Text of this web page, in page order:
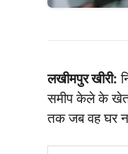
लखीमपुर खीरी:
समीप केले के खेत
तक जब वह घर